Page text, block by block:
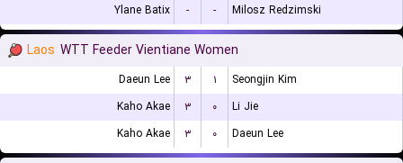
Ylane Batix
- - Milosz Redzimski
Laos WTT Feeder Vientiane Women
Daeun Lee ۳ ۱
Seongjin Kim
Kaho Akae
۳ ۰
Li Jie
Kaho Akae
۳ ۰ Daeun Lee